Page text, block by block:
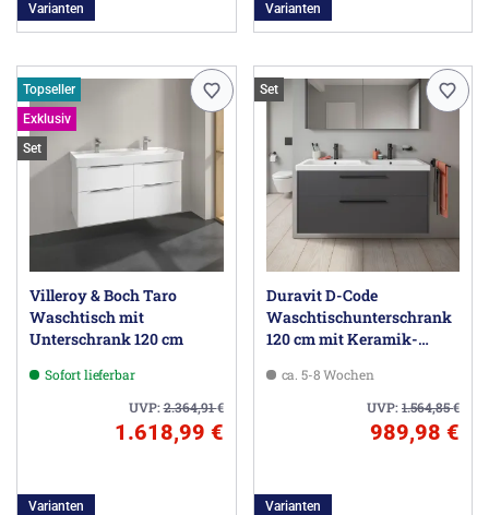
Varianten Varianten
Topseller
Exklusiv
Set
Villeroy & Boch Taro
Waschtisch mit
Unterschrank 120 cm
Sofort lieferbar
UVP:2.364,91€
1.618,99 €
Varianten
Set
Duravit D-Code
Waschtischunterschrank
120 cm mit Keramik-
Auszügen, Griff schwarz
ca. 5-8 Wochen
UVP:1.564,85€
989,98 €
Varianten